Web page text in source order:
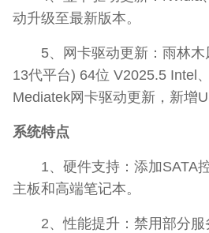
动升级至最新版本。
5、网卡驱动更新：雨林木
13代平台) 64位 V2025.5 Intel
Mediatek网卡驱动更新，新增
系统特点
1、硬件支持：添加SATA
主板和高端笔记本。
2、性能提升：禁用部分服